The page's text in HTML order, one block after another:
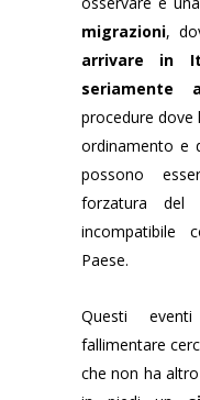
migrazioni,
arrivare in
seriamente
procedure dove
ordinamento e
possono
forzatura del
incompatibile
Paese.
Questi
fallimentare
che non ha